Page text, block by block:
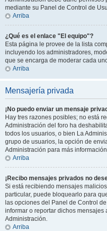
mediante su Panel de Control de
Arriba
¿Qué es el enlace "El equipo"?
Esta página le provee de la lista
incluyendo los administradores,
que se encarga de moderar cada
Arriba
Mensajería privada
¡No puedo enviar un mensaje
Hay tres razones posibles; no está
Administración del foro ha
todos los usuarios, o bien La
grupo de usuarios, la opción de
Administración para más
Arriba
¡Recibo mensajes privados no
Si está recibiendo mensajes
particular, puede bloquearlo para
las opciones del Panel de Control
informar o reportar dichos
Administración.
Arriba